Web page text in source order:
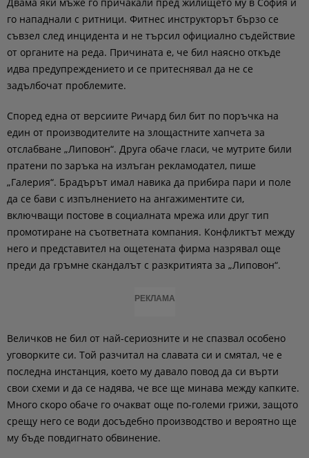
го нападнали с ритници. Фитнес инструкторът бързо се
съвзел след инцидента и не търсил официално съдействие
от органите на реда. Причината е, че бил наясно откъде
идва предупреждението и се притеснявал да не се
задълбочат проблемите.
Според една от версиите Ричард бил бит по поръчка на
един от производителите на злощастните хапчета за
отслабване „Липовон“. Друга обаче гласи, че мутрите били
пратени по заръка на излъган рекламодател, пише
„Галерия“. Брадърът имал навика да прибира пари и поле
да се бави с изпълнението на ангажиментите си,
включващи постове в социалната мрежа или друг тип
промотиране на съответната компания. Конфликтът между
него и представител на ощетената фирма назрявал още
преди да гръмне скандалът с разкритията за „Липовон“.
РЕКЛАМА
Величков не бил от най-сериозните и не спазвал особено
уговорките си. Той разчитал на славата си и смятал, че е
последна инстанция, което му давало повод да си върти
свои схеми и да се надява, че все ще минава между капките.
Много скоро обаче го очакват още по-големи грижи, защото
срещу него се води досъдебно производство и вероятно ще
му бъде повдигнато обвинение.